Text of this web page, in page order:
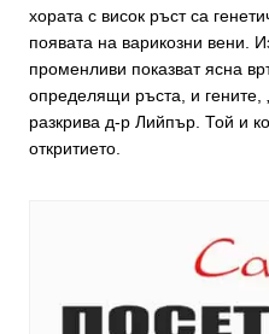
хората с висок ръст са
появата на варикозни вени.
променливи показват ясна
определящи ръста, и гените,
разкрива д-р Лийпър. Той и
откритието.